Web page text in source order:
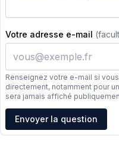
Votre adresse e-mail
Renseignez votre e-mail si
directement, notamment pour
sera jamais affiché
Adresse e-mail
Envoyer la question